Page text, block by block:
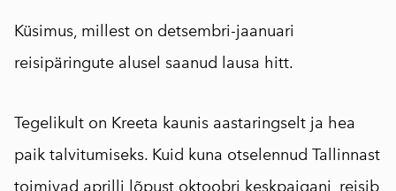
Küsimus, millest on detsembri-jaanuari
reisipäringute alusel saanud lausa hitt.
Tegelikult on Kreeta kaunis aastaringselt ja hea
paik talvitumiseks. Kuid kuna otselennud Tallinnast
toimivad aprilli lõpust oktoobri keskpaigani, reisib